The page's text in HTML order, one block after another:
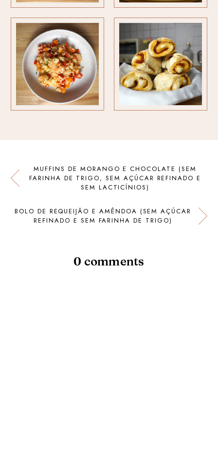
MUFFINS DE MORANGO E CHOCOLATE (SEM
FARINHA DE TRIGO, SEM AÇÚCAR REFINADO E
SEM LACTICÍNIOS)
BOLO DE REQUEIJÃO E AMÊNDOA (SEM AÇÚCAR
REFINADO E SEM FARINHA DE TRIGO)
0 comments